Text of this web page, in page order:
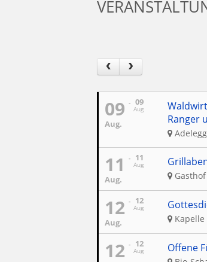
09
Aug
09
Aug.
Ranger
Adelegg
11
Aug
11
Aug.
12
Aug
12
Aug.
12
Aug
12 Offene